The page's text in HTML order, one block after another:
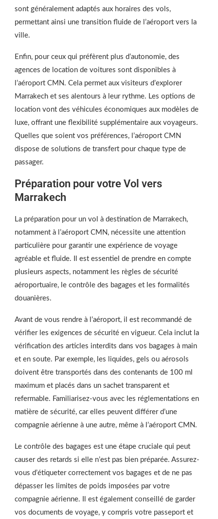
sont généralement adaptés aux horaires des vols,
permettant ainsi une transition fluide de l’aéroport vers la
ville.
Enfin, pour ceux qui préfèrent plus d’autonomie, des
agences de location de voitures sont disponibles à
l’aéroport CMN. Cela permet aux visiteurs d’explorer
Marrakech et ses alentours à leur rythme. Les options de
location vont des véhicules économiques aux modèles de
luxe, offrant une flexibilité supplémentaire aux voyageurs.
Quelles que soient vos préférences, l’aéroport CMN
dispose de solutions de transfert pour chaque type de
passager.
Préparation pour votre Vol vers
Marrakech
La préparation pour un vol à destination de Marrakech,
notamment à l’aéroport CMN, nécessite une attention
particulière pour garantir une expérience de voyage
agréable et fluide. Il est essentiel de prendre en compte
plusieurs aspects, notamment les règles de sécurité
aéroportuaire, le contrôle des bagages et les formalités
douanières.
Avant de vous rendre à l’aéroport, il est recommandé de
vérifier les exigences de sécurité en vigueur. Cela inclut la
vérification des articles interdits dans vos bagages à main
et en soute. Par exemple, les liquides, gels ou aérosols
doivent être transportés dans des contenants de 100 ml
maximum et placés dans un sachet transparent et
refermable. Familiarisez-vous avec les réglementations en
matière de sécurité, car elles peuvent différer d’une
compagnie aérienne à une autre, même à l’aéroport CMN.
Le contrôle des bagages est une étape cruciale qui peut
causer des retards si elle n’est pas bien préparée. Assurez-
vous d’étiqueter correctement vos bagages et de ne pas
dépasser les limites de poids imposées par votre
compagnie aérienne. Il est également conseillé de garder
vos documents de voyage, y compris votre passeport et